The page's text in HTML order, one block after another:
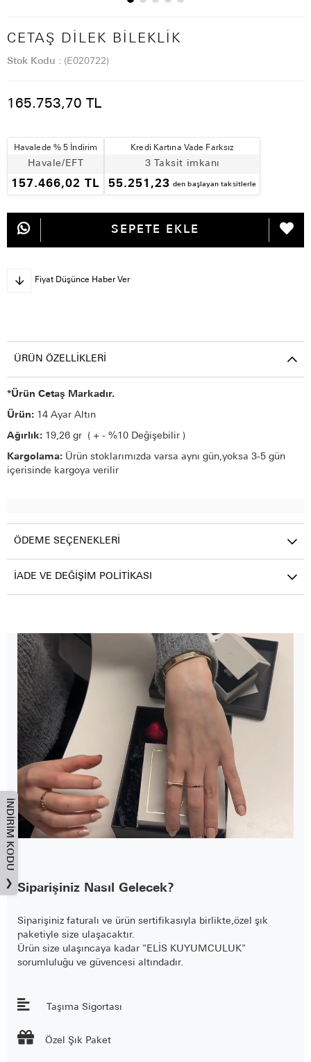
CETAŞ DILEK BILEKLIK
Stok Kodu (E020722)
165.753,70 TL
Havalede % 5 İndirim
Havale/EFT
157.466,02 TL
Kredi Kartına Vade Farksız
3 Taksit imkanı
55.251,23 den başlayan taksitlerle
Fiyat Düşünce Haber Ver
ÜRÜN ÖZELLIKLERI
*Ürün Cetaş Markadır.
Ürün: 14 Ayar Altın
Ağırlık: 19,26 gr ( + - %10 Değişebilir )
Kargolama: Ürün stoklarımızda varsa aynı gün,yoksa 3-5 gün
içerisinde kargoya verilir
ÖDEME SEÇENEKLERI
İADE VE DEĞIŞIM POLITIKASI
Siparişiniz Nasıl Gelecek?
Siparişiniz faturalı ve ürün sertifikasıyla birlikte,özel şık
paketiyle size ulaşacaktır.
Ürün size ulaşıncaya kadar "ELİS KUYUMCULUK"
sorumluluğu ve güvencesi altındadır.
Taşıma Sigortası
 Özel Şık Paket
İNDIRIM KODU
❯